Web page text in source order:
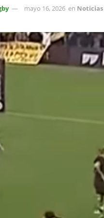
mayo 16, 2026 en Noticias